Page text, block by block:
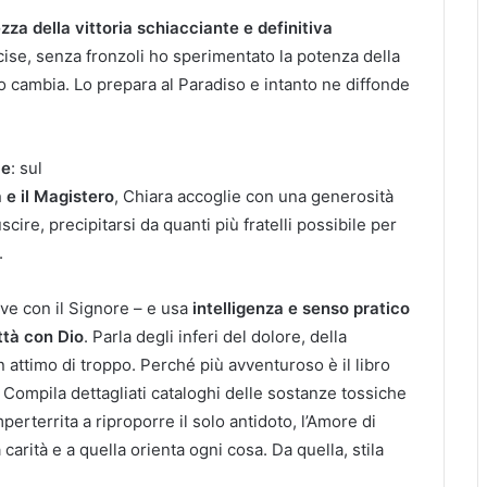
della vittoria schiacciante e definitiva
senza fronzoli ho sperimentato la potenza della
Lo prepara al Paradiso e intanto ne diffonde
: sul
e il Magistero, Chiara accoglie con una generosità
precipitarsi da quanti più fratelli possibile per
.
con il Signore – e usa intelligenza e senso pratico
con Dio. Parla degli inferi del dolore, della
di troppo. Perché più avventuroso è il libro
dettagliati cataloghi delle sostanze tossiche
a riproporre il solo antidoto, l’Amore di
e a quella orienta ogni cosa. Da quella, stila